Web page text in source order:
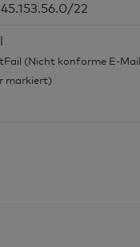
22
(Nicht konforme E-
markiert)